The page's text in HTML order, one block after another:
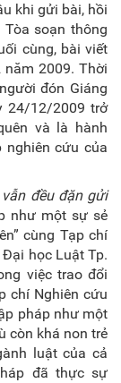
khi gửi bài, hồi
soạn thông
cùng, bài viết
2009. Thời
đón Giáng
24/12/2009 trở
và là hành
nghiên cứu của
đều đặn gửi
như một sự sẻ
cùng Tạp chí
học Luật Tp.
việc trao đổi
chí Nghiên cứu
pháp như một
còn khá non trẻ
luật của cả
đã thực sự